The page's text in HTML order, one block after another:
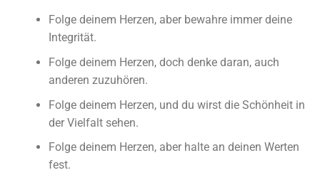
Folge deinem Herzen, aber bewahre immer deine
Integrität.
Folge deinem Herzen, doch denke daran, auch
anderen zuzuhören.
Folge deinem Herzen, und du wirst die Schönheit in
der Vielfalt sehen.
Folge deinem Herzen, aber halte an deinen Werten
fest.